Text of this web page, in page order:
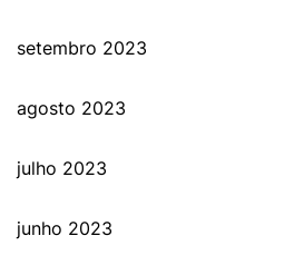
setembro 2023
agosto 2023
julho 2023
junho 2023